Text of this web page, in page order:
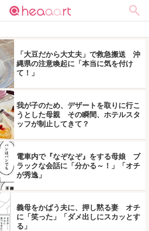
「大豆だから大丈夫」で救急搬送 沖
縄県の注意喚起に「本当に気を付け
て！」
我が子のため、デザートを取りに行こ
うとした母親 その瞬間、ホテルスタ
ッフが制止してきて？
電車内で『なぞなぞ』をする母娘 ブ
ラックな会話に「分かる～！」「オチ
が秀逸」
義母をかばう夫に、押し黙る妻 オチ
に「笑った」「ダメ出しにスカッとす
る」